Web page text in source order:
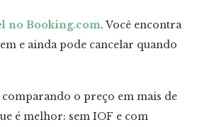
no Booking.com. Você encontra
e ainda pode cancelar quando
comparando o preço em mais de
é melhor: sem IOF e com